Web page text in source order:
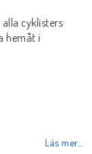
cyklisters
hemåt i
Läs mer...